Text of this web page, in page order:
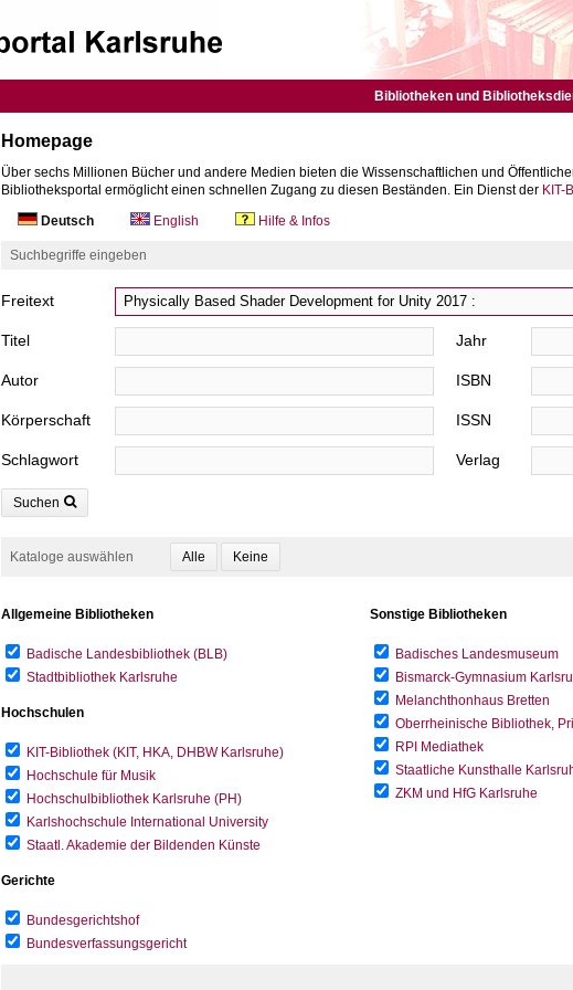
Bibliotheken und
Homepage
Über sechs Millionen Bücher und andere Medien bieten die Wissenschaftlichen und
Bibliotheksportal ermöglicht einen schnellen Zugang zu diesen Beständen. Ein Dienst der KIT-
Deutsch
English Hilfe & Infos
Suchbegriffe eingeben
Freitext
Titel
Autor
Körperschaft
Schlagwort
Jahr
ISBN
ISSN
Verlag
Suchen
Kataloge auswählen
Allgemeine Bibliotheken
Badische Landesbibliothek (BLB)
Stadtbibliothek Karlsruhe
Hochschulen
KIT-Bibliothek (KIT, HKA, DHBW Karlsruhe)
Hochschule für Musik
Hochschulbibliothek Karlsruhe (PH)
Karlshochschule International University
Staatl. Akademie der Bildenden Künste
Gerichte
Bundesgerichtshof
Bundesverfassungsgericht
Sonstige Bibliotheken
Badisches Landesmuseum
Bismarck-Gymnasium
Melanchthonhaus Bretten
Oberrheinische Bibliothek,
RPI Mediathek
Staatliche Kunsthalle
ZKM und HfG Karlsruhe